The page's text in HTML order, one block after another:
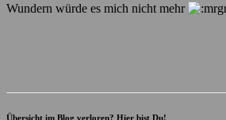
Wundern würde es mich nicht mehr
Übersicht im Blog verloren? Hier bist Du!